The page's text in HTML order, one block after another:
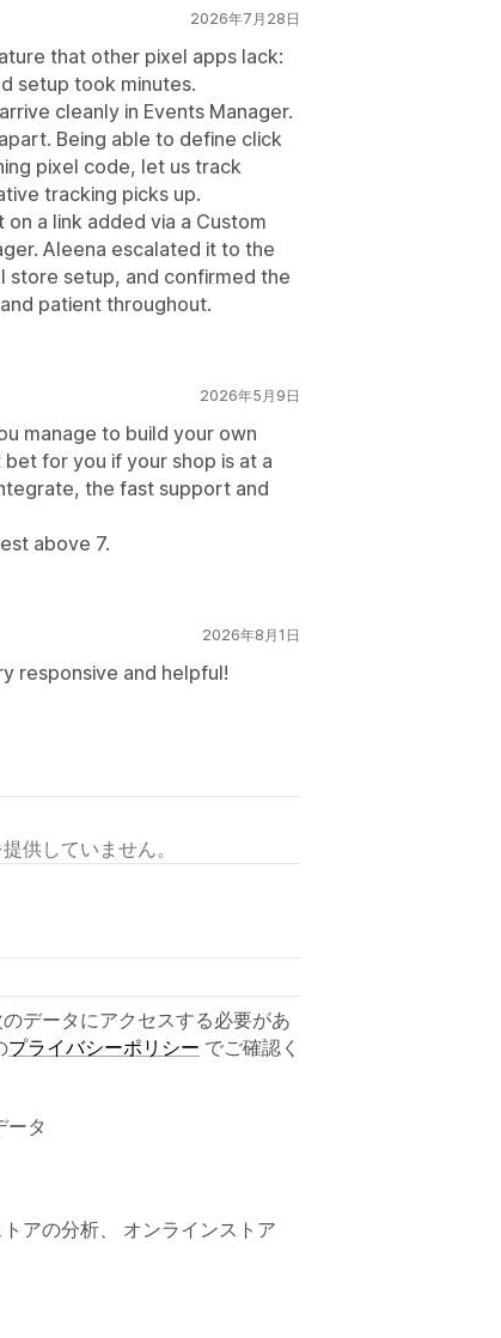
コンバージョントラッキング
2026年7月28日
that other pixel apps lack:
setup took minutes.
cleanly in Events Manager.
Being able to define click
pixel code, let us track
tracking picks up.
a link added via a Custom
Aleena escalated it to the
store setup, and confirmed the
patient throughout.
2026年5月9日
manage to build your own
for you if your shop is at a
the fast support and
above 7.
2026年8月1日
responsive and helpful!
供していません。
データにアクセスする必要があ
プライバシーポリシー でご確認く
ータ
アの分析、 オンラインストア